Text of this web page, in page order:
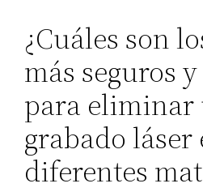
¿Cuáles son
más seguros
para eliminar
grabado láser
diferentes